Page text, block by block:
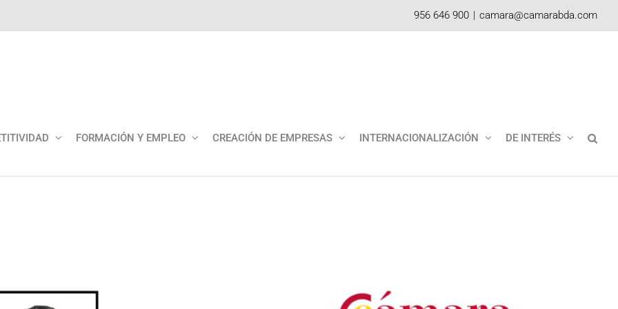
956 646 900 | camara@camarabda.com
FORMACIÓN Y EMPLEO CREACIÓN DE EMPRESAS INTERNACIONALIZACIÓN DE INTERÉS